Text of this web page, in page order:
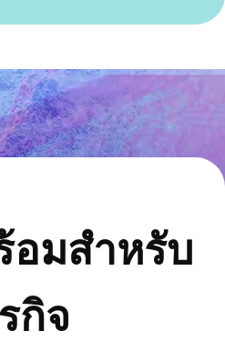
อมสำหรับ
กิจ